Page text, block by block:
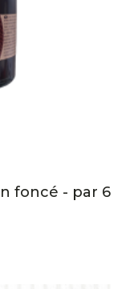
foncé - par 6